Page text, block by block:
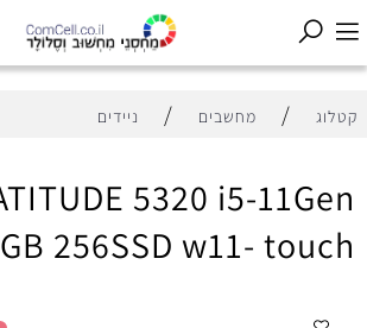
קטלוג / מחשבים / ניידים
5320 i5-11Gen
256SSD w11- touch